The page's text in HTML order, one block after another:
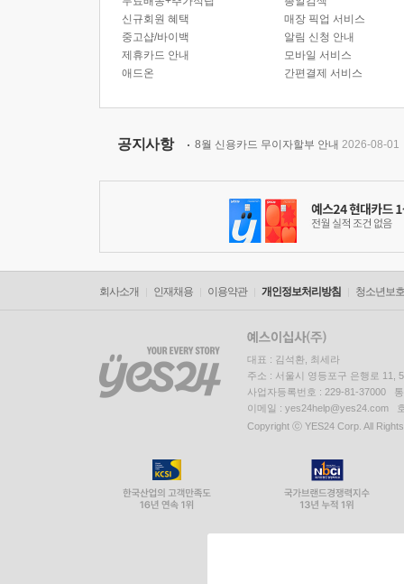
신규회원 혜택
중고샵/바이백
제휴카드 안내
애드온
매장 픽업 서비스
알림 신청 안내
모바일 서비스
간편결제 서비스
공지사항 8월 신용카드 무이자할부 안내 2026-08-01
회사소개 인재채용 이용약관 개인정보처리방침 청소년보
대표 : 김석환, 최세라
주소 : 서울시 영등포구 은행로 11,
사업자등록번호 : 229-81-37000
이메일 : yes24help@yes24.com
Copyright ⓒ YES24 Corp. All